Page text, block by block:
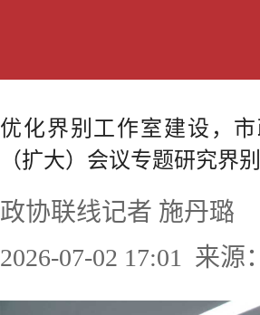
优化界别工作室建设，
（扩大）会议专题研究界
政协联线记者 施丹璐
2026-07-02 17:01 来源